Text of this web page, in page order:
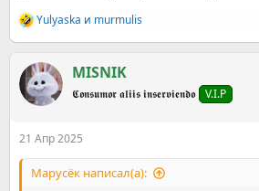
Р
е
к
ц
и
Yulyaska и murmulis
MISNIK
𝕮𝖔𝖓𝖘𝖚𝖒𝖔𝖗 𝖆𝖑𝖎𝖎𝖘 𝖎𝖓𝖘𝖊𝖗𝖛𝖎𝖊𝖓𝖉𝖔 V.I.P
21 Апр 2025
Марусёк написал(а):